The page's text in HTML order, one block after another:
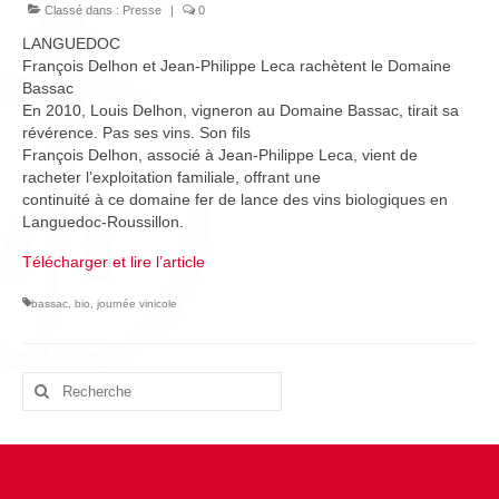
L’équipe
Presse
Contact
English
Classé dans : Presse | 0
LANGUEDOC
François Delhon et Jean-Philippe Leca rachètent le Domaine
Bassac
En 2010, Louis Delhon, vigneron au Domaine Bassac, tirait sa
révérence. Pas ses vins. Son fils
François Delhon, associé à Jean-Philippe Leca, vient de
racheter l’exploitation familiale, offrant une
continuité à ce domaine fer de lance des vins biologiques en
Languedoc-Roussillon.
Télécharger et lire l’article
bassac bio journée vinicole
Rechercher